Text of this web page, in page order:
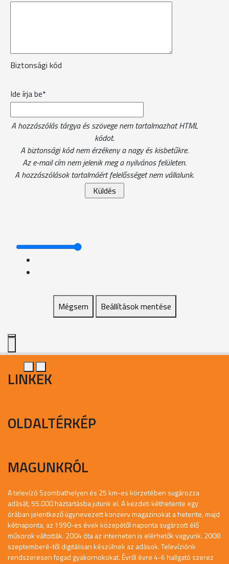
Biztonsági kód
Ide írja be*
A hozzászólás tárgya és szövege nem tartalmazhat HTML
kódot.
A biztonsági kód nem érzékeny a nagy és kisbetűkre.
Az e-mail cím nem jelenik meg a nyilvános felületen.
A hozzászólások tartalmáért felelősséget nem vállalunk.
Mégsem Beállítások mentése
LINKEK
OLDALTÉRKÉP
MAGUNKRÓL
A televízó Szombathelyen és 25 km-es körzetében sugározza
adását, 55.000 háztartásba jutunk el. A kezdeti kéthetente egy
órában jelentkező úgynevezett konzerv magazinokat a hetente, majd
kétnaponta, az 1990-es évek közepétől naponta sugárzott élő
műsorok váltották. 2004 óta az interneten is elérhetők vagyunk. 2008
szeptemberé-től digitálisan készülnek az adások. Televíziónk
rendszeresen fogad gyakornokokat. Évről évre 4-6 hallgató szerez